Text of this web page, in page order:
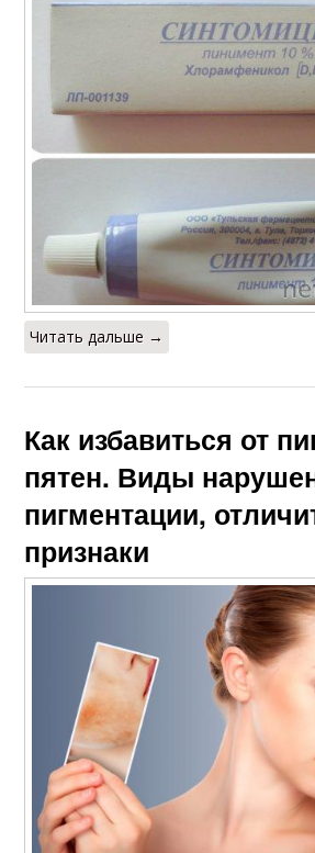
Читать дальше →
Как избавиться от
пятен. Виды
пигментации,
признаки